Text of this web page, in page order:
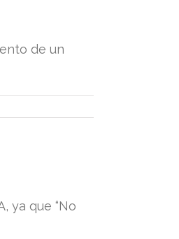
de un
ya que “No